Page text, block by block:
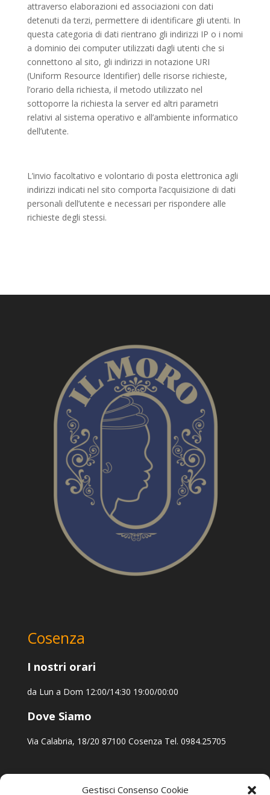
Gestisci Consenso Cookie
attraverso elaborazioni ed associazioni con dati
detenuti da terzi, permettere di identificare gli utenti. In
questa categoria di dati rientrano gli indirizzi IP o i nomi
a dominio dei computer utilizzati dagli utenti che si
connettono al sito, gli indirizzi in notazione URI
(Uniform Resource Identifier) delle risorse richieste,
l’orario della richiesta, il metodo utilizzato nel
sottoporre la richiesta la server ed altri parametri
relativi al sistema operativo e all’ambiente informatico
dell’utente.
L’invio facoltativo e volontario di posta elettronica agli
indirizzi indicati nel sito comporta l’acquisizione di dati
personali dell’utente e necessari per rispondere alle
richieste degli stessi.
Cosenza
I nostri orari
da Lun a Dom 12:00/14:30 19:00/00:00
Dove Siamo
Via Calabria, 18/20 87100 Cosenza Tel. 0984.25705